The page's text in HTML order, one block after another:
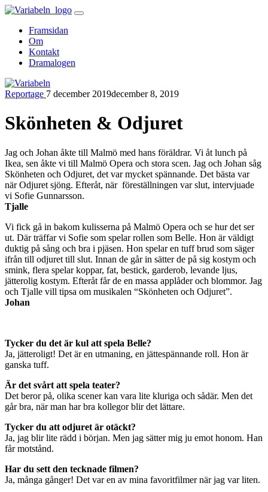
Skip
contentFramsidan
Om
Kontakt
Dramalogen
Reportage 7 december 2019december 8, 2019
Skönheten & Odjuret
Jag och Johan åkte till Malmö med hans föräldrar. Vi åt lunch på
Ikea, sen åkte vi till Malmö Opera och stora scen. Jag och Johan såg
Skönheten och Odjuret, det var mycket spännande. Det bästa var
när Odjuret sjöng. Efteråt, när föreställningen var slut, intervjuade
vi Sofie Gunnarsson.
Tjalle
Vi fick gå in bakom kulisserna på Malmö Opera och se hur det ser
ut. Där träffar vi Sofie som spelar rollen som Belle. Hon är väldigt
duktig på sång och bra i pjäsen. Hon spelar en tuff brud som säger
ifrån till odjuret till slut. Innan de går in sätter de på sig kostym och
smink, flera spelar koppar, fat, bestick, garderob, levande ljus,
jätterolig kostym. Efteråt får de en massa applåder och blommor. Jag
och Tjalle vill tipsa om musikalen “Skönheten och Odjuret”.
Johan
Tycker du det är kul att spela Belle?
Ja, jätteroligt! Det är en utmaning, en jättespännande roll. Hon är
ganska tuff.
Är det svårt att spela teater?
Det beror på, olika scener kan vara lite kluriga och sådär. Men det
går bra, när man har bra kollegor blir det lättare.
Tycker du att odjuret är otäckt?
Ja, jag blir lite rädd i början. Men jag sätter mig ju emot honom. Han
får motstånd.
Har du sett den tecknade filmen?
Ja, många gånger! Det var en av mina favoritfilmer när jag var liten.